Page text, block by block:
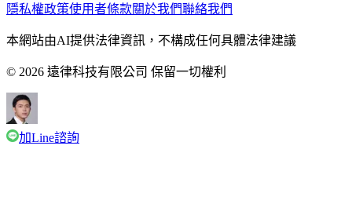
隱私權政策使用者條款關於我們聯絡我們
本網站由AI提供法律資訊，不構成任何具體法律建議
© 2026 遠律科技有限公司 保留一切權利
加Line諮詢